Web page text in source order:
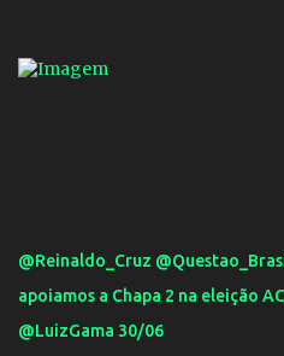
definido e tem o Milan como virtual
@Reinaldo_Cruz
apoiamos a Chapa 2 na eleição
@LuizGama 30/06